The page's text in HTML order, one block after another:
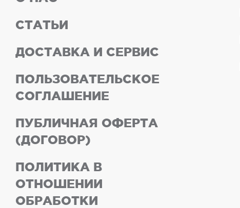
СТАТЬИ
ДОСТАВКА И СЕРВИС
ПОЛЬЗОВАТЕЛЬСКОЕ
СОГЛАШЕНИЕ
ПУБЛИЧНАЯ ОФЕРТА
(ДОГОВОР)
ПОЛИТИКА В
ОТНОШЕНИИ
ОБРАБОТКИ